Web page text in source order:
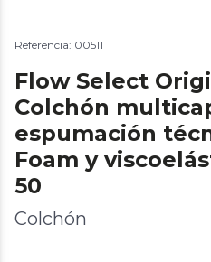
Referencia: 00511
Flow Select
Colchón
espumación
Foam y
50
Colchón